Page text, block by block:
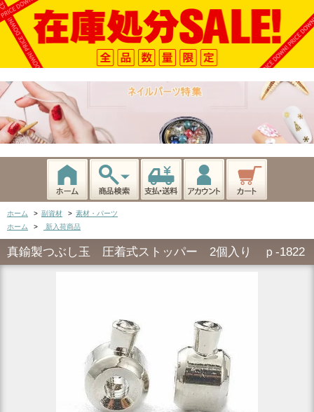
ホーム > 副資材 > 素材・パーツ
ホーム
> 新入荷商品
真鍮製つぶし玉 圧着式ストッパー 2個入り ｐ-1822